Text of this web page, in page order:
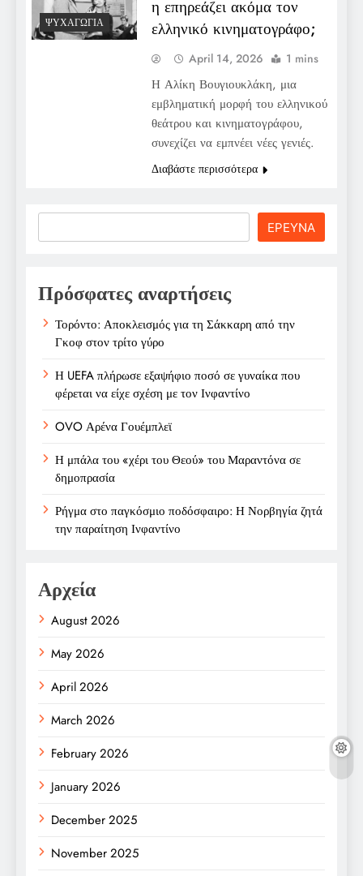
ΨΥΧΑΓΩΓΊΑ
η επηρεάζει ακόμα τον
ελληνικό κινηματογράφο;
April 14, 2026 1 mins
Η Αλίκη Βουγιουκλάκη, μια
εμβληματική μορφή του ελληνικού
θεάτρου και κινηματογράφου,
συνεχίζει να εμπνέει νέες γενιές.
Διαβάστε περισσότερα
ΕΡΕΥΝΑ
Πρόσφατες αναρτήσεις
Τορόντο: Αποκλεισμός για τη Σάκκαρη από την
Γκοφ στον τρίτο γύρο
Η UEFA πλήρωσε εξαψήφιο ποσό σε γυναίκα που
φέρεται να είχε σχέση με τον Ινφαντίνο
OVO Αρένα Γουέμπλεϊ
Η μπάλα του «χέρι του Θεού» του Μαραντόνα σε
δημοπρασία
Ρήγμα στο παγκόσμιο ποδόσφαιρο: Η Νορβηγία ζητά
την παραίτηση Ινφαντίνο
Αρχεία
August 2026
May 2026
April 2026
March 2026
February 2026
January 2026
December 2025
November 2025